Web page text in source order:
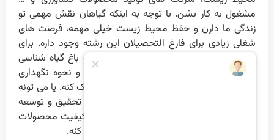
مشغول به کار بشن. با توجه به اینکه گیاهان نقش مهمی تو
زندگی ما دارن و حفظ محیط زیست خیلی مهمه، فرصت های
شغلی زیادی برای فارغ التحصیلان این رشته وجود داره. برای
مثال، یه زیست شناس گیاهی می تونه تو یه باغ گیاه شناسی
بزرگ، روی تحقیق و مطالعه گیاهان مختلف و نحوه نگهداری
اونها کار کنه و به حفظ تنوع زیستی گیاهی کمک کنه. یا می تونه
تو یه شرکت تولید محصولات کشاورزی، روی تحقیق و توسعه
روش های جدید برای افزایش تولید و بهبود کیفیت محصولات
کشاورزی کار کنه و به تامین غذای جامعه کمک کنه.